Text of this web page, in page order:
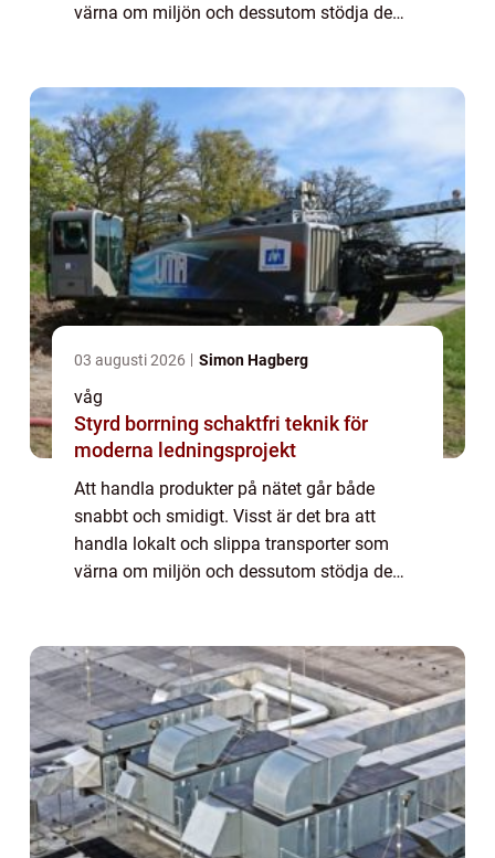
värna om miljön och dessutom stödja de
03 augusti 2026 Simon Hagberg
våg
Styrd borrning schaktfri teknik för
moderna ledningsprojekt
Att handla produkter på nätet går både
snabbt och smidigt. Visst är det bra att
handla lokalt och slippa transporter som
värna om miljön och dessutom stödja de